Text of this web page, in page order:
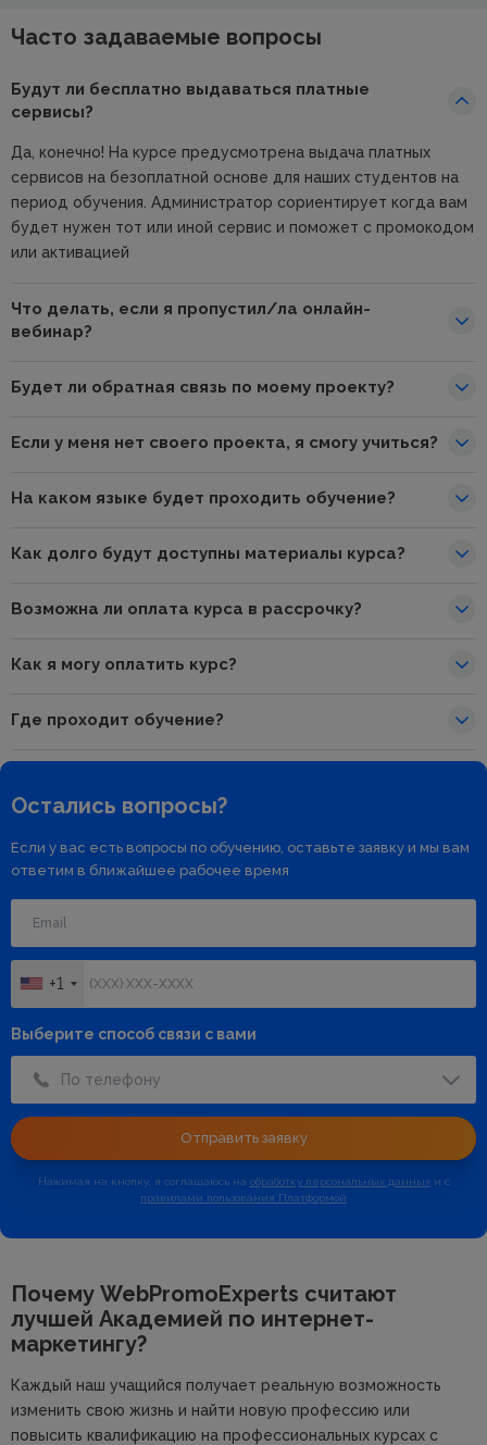
Часто задаваемые вопросы
Будут ли бесплатно выдаваться платные
сервисы?
Да, конечно! На курсе предусмотрена выдача платных
сервисов на безоплатной основе для наших студентов на
период обучения. Администратор сориентирует когда вам
будет нужен тот или иной сервис и поможет с промокодом
или активацией
Что делать, если я пропустил/ла онлайн-
вебинар?
Будет ли обратная связь по моему проекту?
Если у меня нет своего проекта, я смогу учиться?
На каком языке будет проходить обучение?
Как долго будут доступны материалы курса?
Возможна ли оплата курса в рассрочку?
Как я могу оплатить курс?
Где проходит обучение?
Остались вопросы?
Если у вас есть вопросы по обучению, оставьте заявку и мы вам
ответим в ближайшее рабочее время
+1
Выберите способ связи с вами
По телефону
Отправить заявку
Нажимая на кнопку, я соглашаюсь на обработку персональных данныхи с
правилами пользования Платформой
Почему WebPromoExperts считают
лучшей Академией по интернет-
маркетингу?
Каждый наш учащийся получает реальную возможность
изменить свою жизнь и найти новую профессию или
повысить квалификацию на профессиональных курсах с